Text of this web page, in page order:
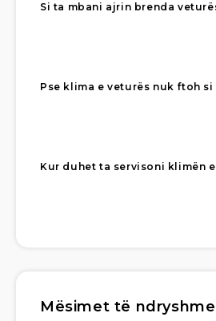
Si ta mbani ajrin brenda
Pse klima e veturës nuk ftoh si
Kur duhet ta servisoni klimën
Mësimet të ndryshme